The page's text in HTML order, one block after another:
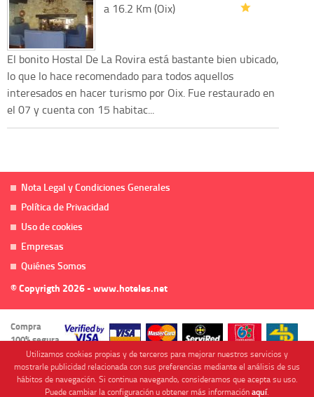
a 16.2 Km (Oix)
El bonito Hostal De La Rovira está bastante bien ubicado,
lo que lo hace recomendado para todos aquellos
interesados en hacer turismo por Oix. Fue restaurado en
el 07 y cuenta con 15 habitac...
Nota Legal y Condiciones Generales
Política de Privacidad
Uso de cookies
Empresas
Quiénes Somos
© Copyrigth 2026 - www.hoteles.net
Compra
100% segura
Utilizamos cookies propias y de terceros para mejorar nuestros servicios y
mostrarle publicidad relacionada con sus preferencias mediante el análisis de sus
hábitos de navegación. Si continua navegando, consideramos que acepta su uso.
Puede cambiar la configuración u obtener más informaciónaquí.